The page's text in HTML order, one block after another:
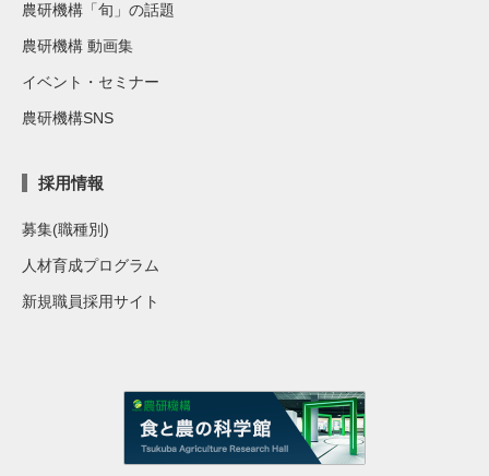
農研機構「旬」の話題
農研機構 動画集
イベント・セミナー
農研機構SNS
採用情報
募集(職種別)
人材育成プログラム
新規職員採用サイト